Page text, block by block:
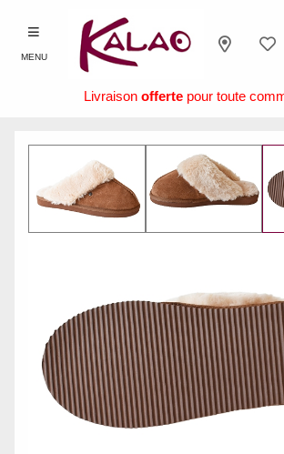
MENU
Livraison offerte pour toute